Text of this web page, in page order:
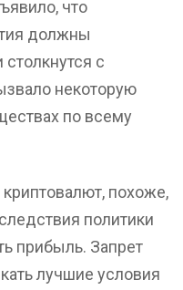
что
должны
с
некоторую
по всему
похоже,
политики
прибыль. Запрет
лучшие условия